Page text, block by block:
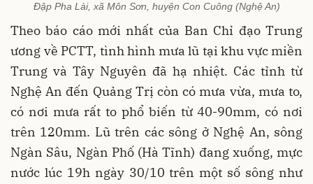
Đập Pha Lài, xã Môn Sơn, huyện Con Cuông (Nghệ An)
Theo báo cáo mới nhất của Ban Chỉ đạo Trung
ương về PCTT, tình hình mưa lũ tại khu vực miền
Trung và Tây Nguyên đã hạ nhiệt. Các tỉnh từ
Nghệ An đến Quảng Trị còn có mưa vừa, mưa to,
có nơi mưa rất to phổ biến từ 40-90mm, có nơi
trên 120mm. Lũ trên các sông ở Nghệ An, sông
Ngàn Sâu, Ngàn Phố (Hà Tĩnh) đang xuống, mực
nước lúc 19h ngày 30/10 trên một số sông như